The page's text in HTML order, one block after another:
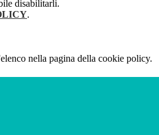
disabilitarli.
.
nella pagina della cookie policy.